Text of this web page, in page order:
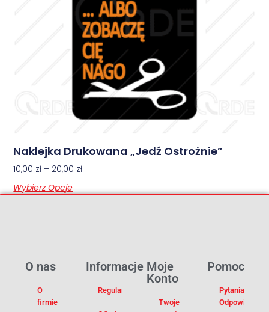
Naklejka Drukowana „Jedź Ostrożnie”
10,00 zł – 20,00 zł
Wybierz Opcje
Pomoc
Pytania I
Odpowiedzi
Moje
Konto
Twoje
Informacje
Regulamin
O nas
O
firmie